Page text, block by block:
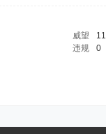
威望
11
违规
0